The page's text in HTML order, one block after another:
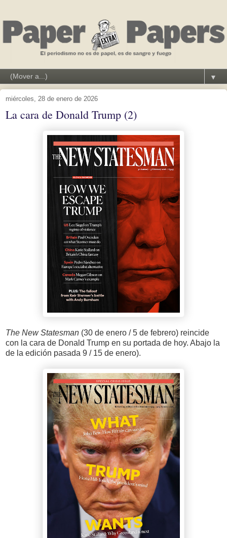
▼
miércoles, 28 de enero de 2026
La cara de Donald Trump (2)
The New Statesman (30 de enero / 5 de febrero) reincide
con la cara de Donald Trump en su portada de hoy. Abajo la
de la edición pasada 9 / 15 de enero).